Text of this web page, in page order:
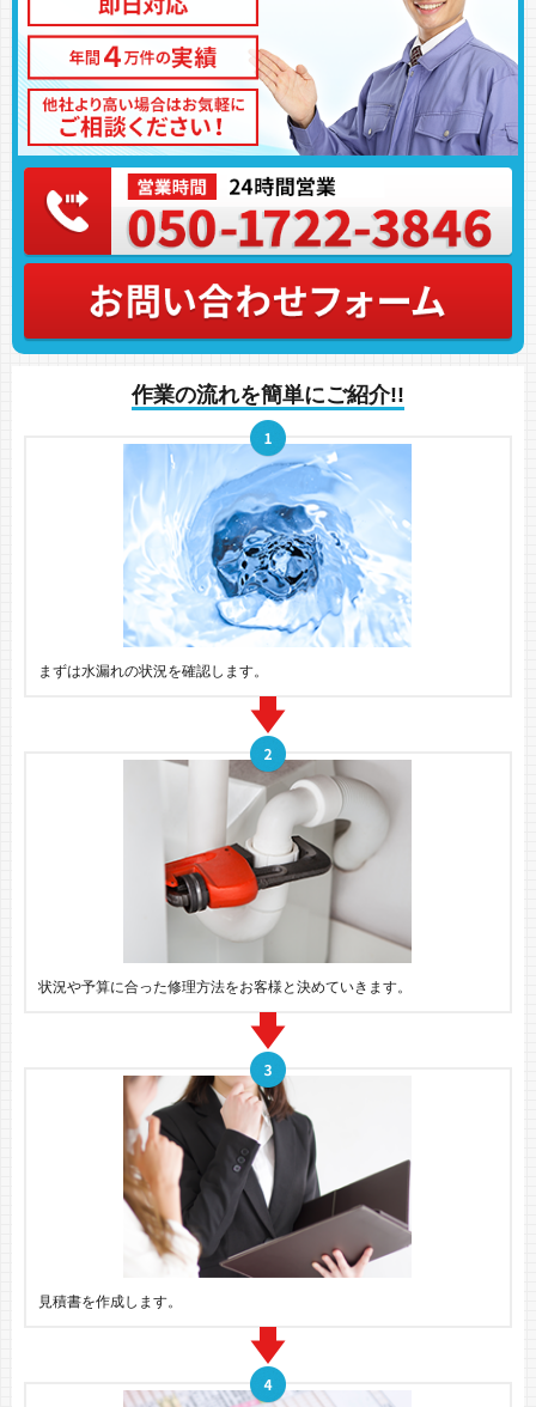
作業の流れを簡単にご紹介!!
まずは水漏れの状況を確認します。
状況や予算に合った修理方法をお客様と決めていきます。
見積書を作成します。